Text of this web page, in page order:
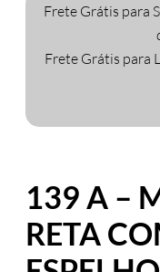
Frete Grátis para
Frete Grátis para
139 A –
RETA